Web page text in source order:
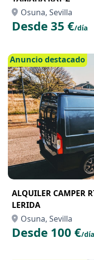
Osuna, Sevilla
Desde 35 €/día
Anuncio destacado
ALQUILER CAMPER
LERIDA
Osuna, Sevilla
Desde 100 €/día